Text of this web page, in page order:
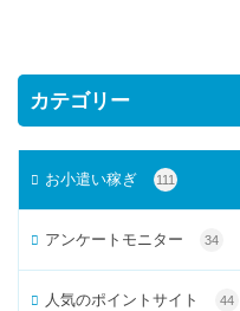
カテゴリー
お小遣い稼ぎ 111
アンケートモニター 34
人気のポイントサイト 44